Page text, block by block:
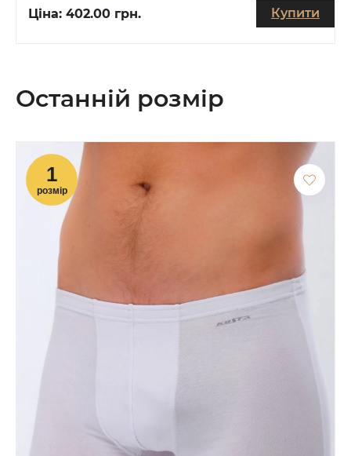
Ціна: 402.00 грн. Купити
Останній розмір